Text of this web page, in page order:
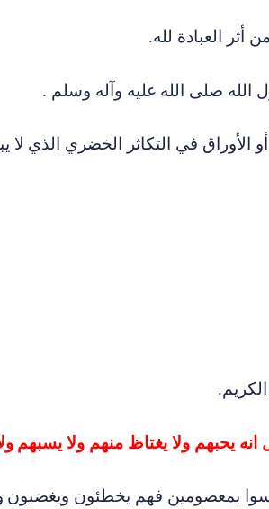
العبادة لله.
صلى الله عليه وآله وسلم .
الأوراق في التكاثر الخضري الذي لا
الكريم.
انه يحبهم ولا يغتاظ منهم ولا يسبهم
بمعصومين فهم يخطئون ويغضبون